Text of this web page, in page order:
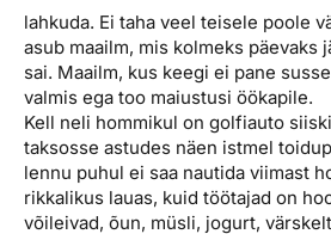
lahkuda. Ei taha veel teisele poole
asub maailm, mis kolmeks päevaks
sai. Maailm, kus keegi ei pane
valmis ega too maiustusi öökapile.
Kell neli hommikul on golfiauto
taksosse astudes näen istmel
lennu puhul ei saa nautida viimast
rikkalikus lauas, kuid töötajad on
võileivad, õun, müsli, jogurt,